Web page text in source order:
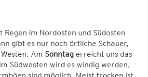
Regen im Nordosten und Südosten
gibt es nur noch örtliche Schauer,
Am Sonntag erreicht uns das
Südwesten wird es windig werden,